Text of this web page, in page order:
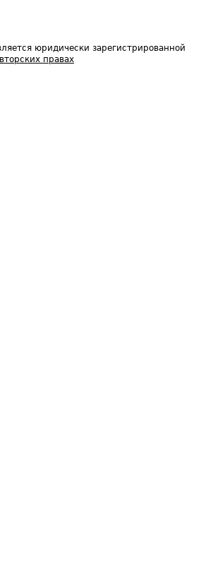
юридически зарегистрированной
правах